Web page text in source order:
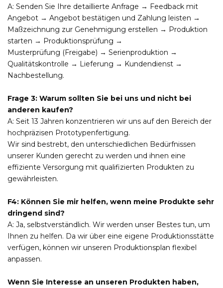
A: Senden Sie Ihre detaillierte Anfrage → Feedback mit
Angebot → Angebot bestätigen und Zahlung leisten →
Maßzeichnung zur Genehmigung erstellen → Produktion
starten → Produktionsprüfung →
Musterprüfung (Freigabe) → Serienproduktion →
Qualitätskontrolle → Lieferung → Kundendienst →
Nachbestellung.
Frage 3: Warum sollten Sie bei uns und nicht bei
anderen kaufen?
A: Seit 13 Jahren konzentrieren wir uns auf den Bereich der
hochpräzisen Prototypenfertigung.
Wir sind bestrebt, den unterschiedlichen Bedürfnissen
unserer Kunden gerecht zu werden und ihnen eine
effiziente Versorgung mit qualifizierten Produkten zu
gewährleisten.
F4: Können Sie mir helfen, wenn meine Produkte sehr
dringend sind?
A: Ja, selbstverständlich. Wir werden unser Bestes tun, um
Ihnen zu helfen. Da wir über eine eigene Produktionsstätte
verfügen, können wir unseren Produktionsplan flexibel
anpassen.
Wenn Sie Interesse an unseren Produkten haben,